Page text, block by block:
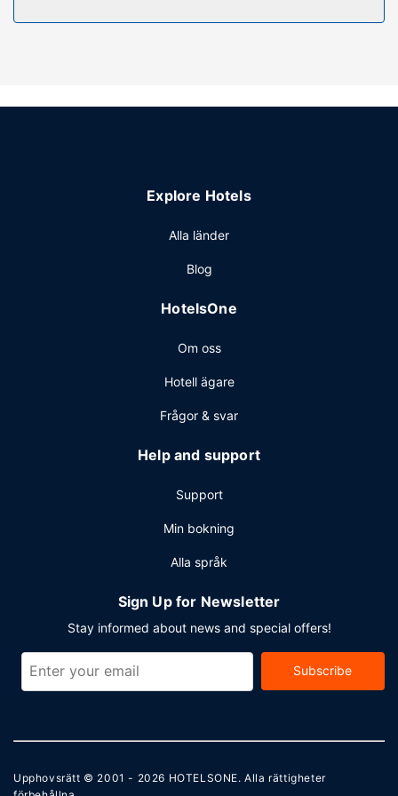
Boendet har även gratis tillgång till närliggande
lobbyn, kemtvätt/tvättjänster och reception (öppen
Explore Hotels
Alla länder
Blog
HotelsOne
Om oss
Hotell ägare
Frågor & svar
Help and support
Support
Min bokning
Alla språk
Sign Up for Newsletter
Stay informed about news and special offers!
Subscribe
Upphovsrätt © 2001 - 2026 HOTELSONE. Alla rättigheter